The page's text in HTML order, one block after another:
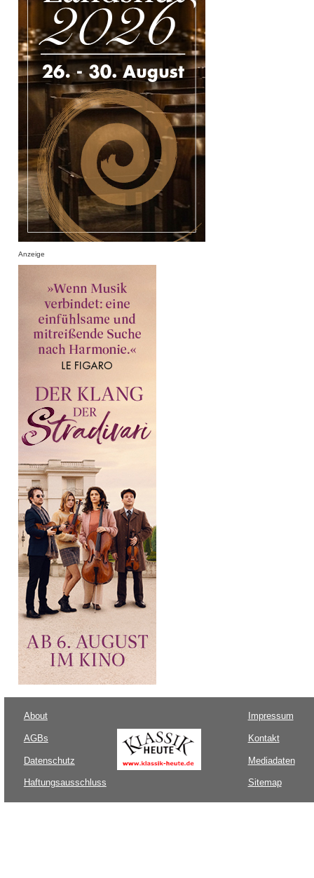
Anzeige
About
AGBs
Datenschutz
Haftungsausschluss
Impressum
Kontakt
Mediadaten
Sitemap